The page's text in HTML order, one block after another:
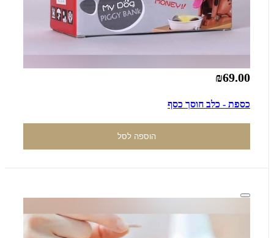
₪69.00
כספת - כלב חוסך כסף
הוספה לסל